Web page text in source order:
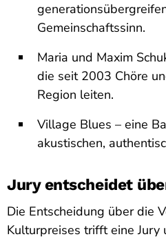
Gemeinschaftssinn.
Maria und Maxim
die seit 2003 Chöre
Region leiten.
Village Blues – eine
akustischen,
Jury entscheidet
Die Entscheidung über die
Kulturpreises trifft eine Jury